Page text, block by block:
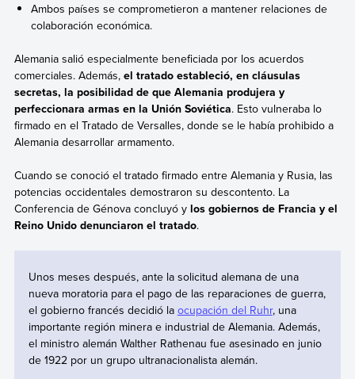
Ambos países se comprometieron a mantener relaciones de
colaboración económica.
Alemania salió especialmente beneficiada por los acuerdos
comerciales. Además,el tratado estableció, en cláusulas
secretas, la posibilidad de que Alemania produjera y
perfeccionara armas en la Unión Soviética. Esto vulneraba lo
firmado en el Tratado de Versalles, donde se le había prohibido a
Alemania desarrollar armamento.
Cuando se conoció el tratado firmado entre Alemania y Rusia, las
potencias occidentales demostraron su descontento. La
Conferencia de Génova concluyó y los gobiernos de Francia y el
Reino Unido denunciaron el tratado.
Unos meses después, ante la solicitud alemana de una
nueva moratoria para el pago de las reparaciones de guerra,
el gobierno francés decidió la ocupación del Ruhr, una
importante región minera e industrial de Alemania. Además,
el ministro alemán Walther Rathenau fue asesinado en junio
de 1922 por un grupo ultranacionalista alemán.